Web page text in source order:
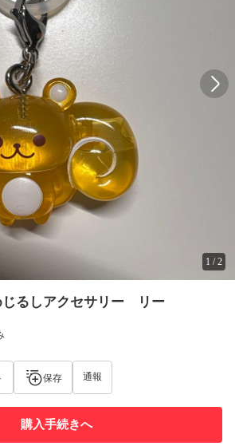
1 /2
じるしアクセサリー リー
保存 通報
購入手続きへ